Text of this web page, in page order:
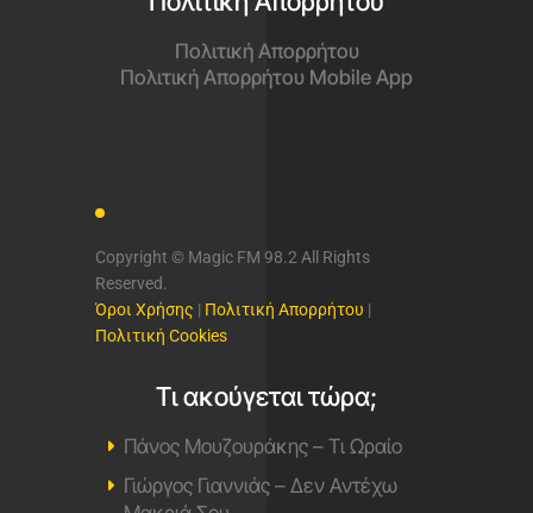
Πολιτική Απορρήτου
Πολιτική Απορρήτου Mobile App
Copyright © Magic FM 98.2 All Rights
Reserved.
Όροι Χρήσης | Πολιτική Απορρήτου |
Πολιτική Cookies
Τι ακούγεται τώρα;
Πάνος Μουζουράκης – Τι Ωραίο
Γιώργος Γιαννιάς – Δεν Αντέχω